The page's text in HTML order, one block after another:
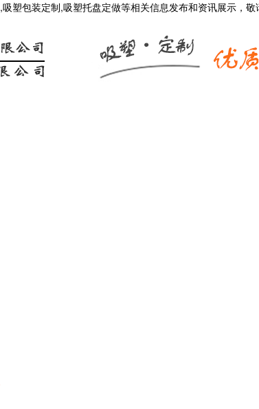
,吸塑包装定制,吸塑托盘定做等相关信息发布和资讯展示，敬